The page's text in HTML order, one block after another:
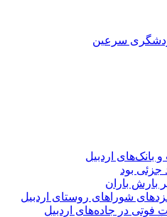
سرعین
بانک‌های اردبیل
جزئی بود
بارش باران